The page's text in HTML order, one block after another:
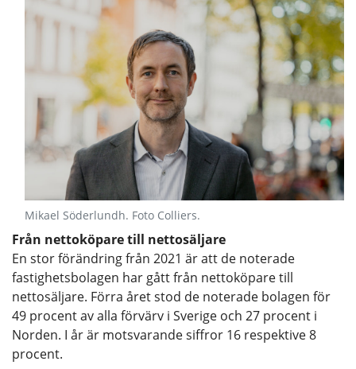
Mikael Söderlundh. Foto Colliers.
Från nettoköpare till nettosäljare
En stor förändring från 2021 är att de noterade
fastighetsbolagen har gått från nettoköpare till
nettosäljare. Förra året stod de noterade bolagen för
49 procent av alla förvärv i Sverige och 27 procent i
Norden. I år är motsvarande siffror 16 respektive 8
procent.